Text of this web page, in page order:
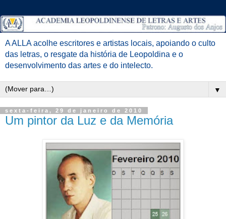
A ALLA acolhe escritores e artistas locais, apoiando o culto
das letras, o resgate da história de Leopoldina e o
desenvolvimento das artes e do intelecto.
▼
sexta-feira, 29 de janeiro de 2010
Um pintor da Luz e da Memória